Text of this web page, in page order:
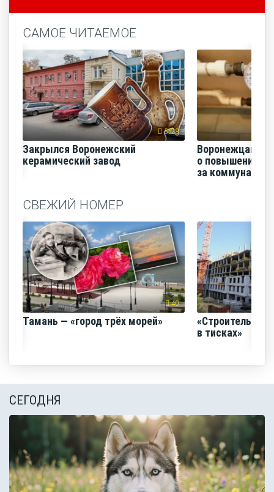
САМОЕ ЧИТАЕМОЕ
5528
Закрылся Воронежский
керамический завод
Воронежцам
о повышении
за
СВЕЖИЙ НОМЕР
40
Тамань — «город трёх морей»
«Строительный
в тисках»
СЕГОДНЯ